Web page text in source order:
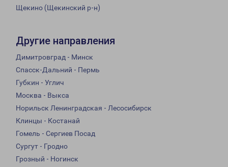
Щекино (Щекинский р-н)
Другие направления
Димитровград - Минск
Спасск-Дальний - Пермь
Губкин - Углич
Москва - Выкса
Норильск Ленинградская - Лесосибирск
Клинцы - Костанай
Гомель - Сергиев Посад
Сургут - Гродно
Грозный - Ногинск